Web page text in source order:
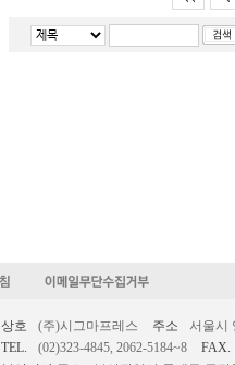
상호 (주)시그마프레스 주소
서울시
TEL.
(02)323-4845, 2062-5184~8
FAX.